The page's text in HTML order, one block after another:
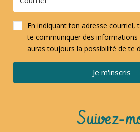
En indiquant ton adresse courriel,
te communiquer des informations
auras toujours la possibilité de te
Je m'inscris
Suivez-